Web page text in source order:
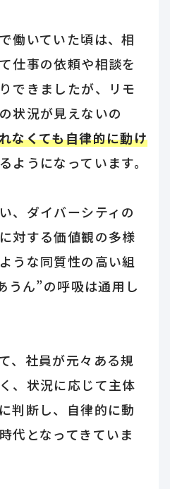
働いていた頃は、相
仕事の依頼や相談を
できましたが、リモ
状況が見えないの
なくても自律的に動け
ようになっています。
、ダイバーシティの
対する価値観の多様
うな同質性の高い組
うん”の呼吸は通用し
、社員が元々ある規
、状況に応じて主体
判断し、自律的に動
代となってきていま